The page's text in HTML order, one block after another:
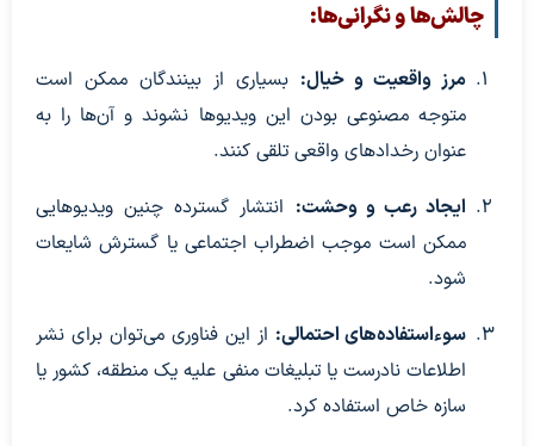
چالش‌ها و نگرانی‌ها:
مرز واقعیت و خیال: بسیاری از بینندگان ممکن است
متوجه مصنوعی بودن این ویدیوها نشوند و آن‌ها را به
عنوان رخدادهای واقعی تلقی کنند.
ایجاد رعب و وحشت: انتشار گسترده چنین ویدیوهایی
ممکن است موجب اضطراب اجتماعی یا گسترش شایعات
شود.
سوءاستفاده‌های احتمالی: از این فناوری می‌توان برای نشر
اطلاعات نادرست یا تبلیغات منفی علیه یک منطقه، کشور یا
سازه خاص استفاده کرد.